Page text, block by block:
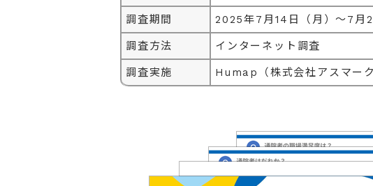
調査期間 2025年7月14日（月）～7月
調査方法 インターネット調査
調査実施 Humap（株式会社アスマーク